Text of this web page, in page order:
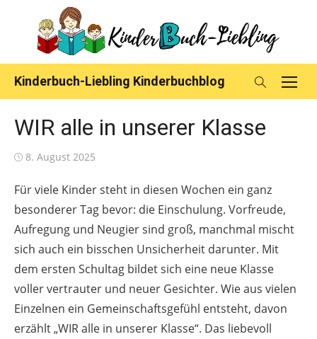
content
Kinderbuch-Liebling Kinderbuchblog
WIR alle in unserer Klasse
Posted
8. August 2025
Für viele Kinder steht in diesen Wochen ein ganz
besonderer Tag bevor: die Einschulung. Vorfreude,
Aufregung und Neugier sind groß, manchmal mischt
sich auch ein bisschen Unsicherheit darunter. Mit
dem ersten Schultag bildet sich eine neue Klasse
voller vertrauter und neuer Gesichter. Wie aus vielen
Einzelnen ein Gemeinschaftsgefühl entsteht, davon
erzählt „WIR alle in unserer Klasse“. Das liebevoll